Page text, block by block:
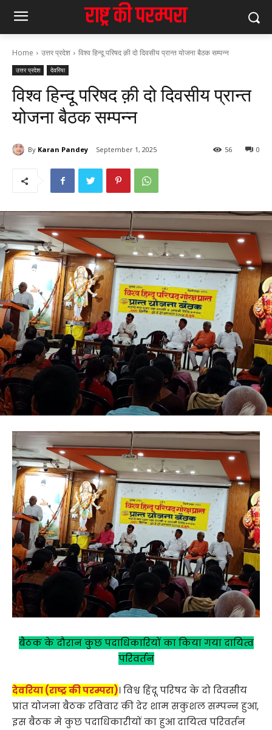
Home उत्तर प्रदेश विश्व हिन्दू परिषद क़ी दो दिवसीय प्रान्त योजना बैठक सम्पन्न
उत्तर प्रदेश देवरिया
विश्व हिन्दू परिषद क़ी दो दिवसीय प्रान्त
योजना बैठक सम्पन्न
By Karan Pandey September 1, 2025 0
56
बैठक के दौरान कुछ पदाधिकारियों का किया गया दायित्व
परिवर्तन
देवरिया (राष्ट्र की परम्परा)। विश्व हिंदू परिषद के दो दिवसीय
प्रांत योजना बैठक रविवार क़ी देर शाम सकुशल सम्पन्न हुआ,
इस बैठक मे कुछ पदाधिकारीयों का हुआ दायित्व परिवर्तन